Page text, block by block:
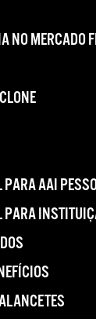
NO MERCADO
AAI
PARA